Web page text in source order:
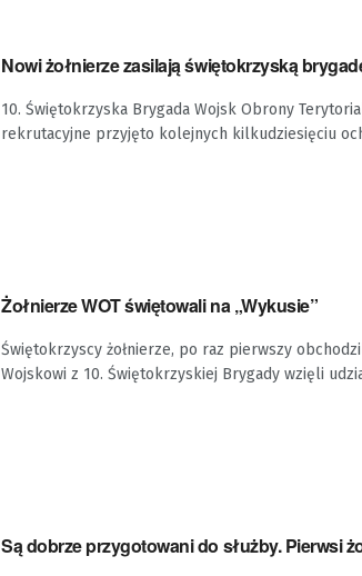
Nowi żołnierze zasilają świętokrzyską
10. Świętokrzyska Brygada Wojsk Obrony
rekrutacyjne przyjęto kolejnych kilkudziesięciu
Żołnierze WOT świętowali na „Wykusie”
Świętokrzyscy żołnierze, po raz pierwszy
Wojskowi z 10. Świętokrzyskiej Brygady wzięli
Są dobrze przygotowani do służby. Pierwsi